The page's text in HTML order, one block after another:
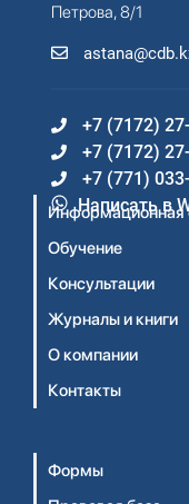
Петрова, 8/1
+7 (7172)
+7 (7172)
+7 (771)
Написать в
Информационная
Обучение
Консультации
Журналы и книги
О компании
Контакты
Формы